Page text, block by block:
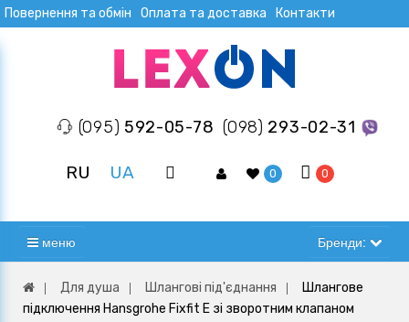
Повернення та обмін Оплата та доставка Контакти
(095) 592-05-78 (098) 293-02-31
RU UA 0 0
меню Бренди:
Для душа Шлангові під'єднання
Шлангове
підключення Hansgrohe Fixfit E зі зворотним клапаном